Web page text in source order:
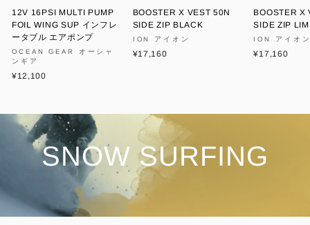
12V 16PSI MULTI PUMP
FOIL WING SUP インフレ
ータブル エアポンプ
OCEAN GEAR オーシャ
ンギア
¥12,100
BOOSTER X VEST 50N
SIDE ZIP BLACK
ION アイオン
¥17,160
BOOSTER X
SIDE ZIP
ION アイオ
¥17,160
SNOW SURFING